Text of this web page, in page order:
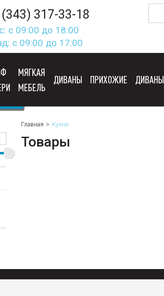
317-33-18
с 09:00 до 18:00
с 09:00 до 17:00
МЯГКАЯ
МЕБЕЛЬ
ДИВАНЫ ПРИХОЖИЕ ДИВАНЫ
Главная Кухни
Товары